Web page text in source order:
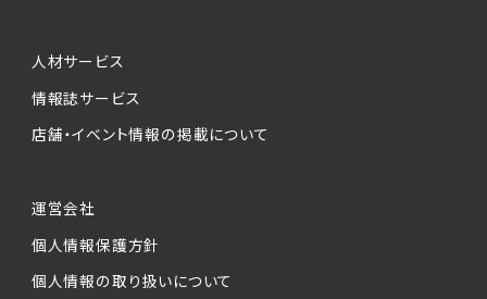
本サービスが収集する個人情報は、ご本人の意
ービスの実施にあたりそれぞれ必要となる項目
を入力いただかない場合は、各々のサービスを
個人情報の第三者への提供について
当社は、以下の提供先に対して個人情報を提供
します。
人材サービス
情報誌サービス
店舗・イベント情報の掲載について
運営会社
個人情報保護方針
個人情報の取り扱いについて